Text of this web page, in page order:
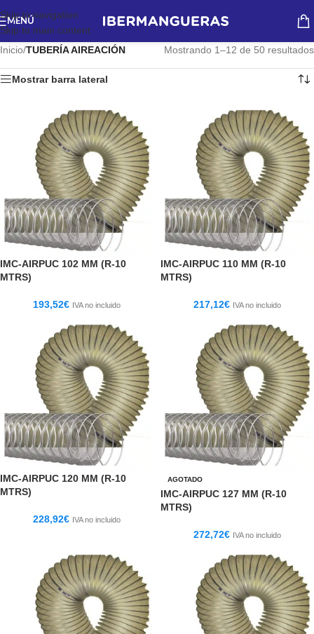
Skip to navigation
Skip to main content
MENÚ
Inicio/TUBERÍA AIREACIÓN Mostrando 1–12 de 50 resultados
Mostrar barra lateral
IMC-AIRPUC 102 MM (R-10
MTRS)
193,52€ IVA no incluido
IMC-AIRPUC 110 MM (R-10
MTRS)
217,12€ IVA no incluido
IMC-AIRPUC 120 MM (R-10
MTRS)
228,92€ IVA no incluido
AGOTADO
IMC-AIRPUC 127 MM (R-10
MTRS)
272,72€ IVA no incluido